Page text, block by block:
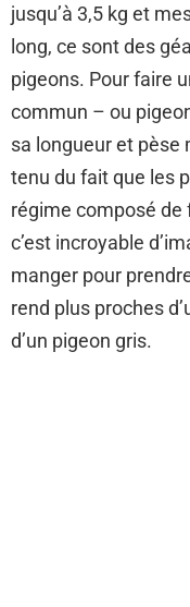
jusqu’à 3,5 kg et
long, ce sont des
pigeons. Pour faire
commun – ou
sa longueur et pèse
tenu du fait que les
régime composé
c’est incroyable
manger pour
rend plus proches
d’un pigeon gris.